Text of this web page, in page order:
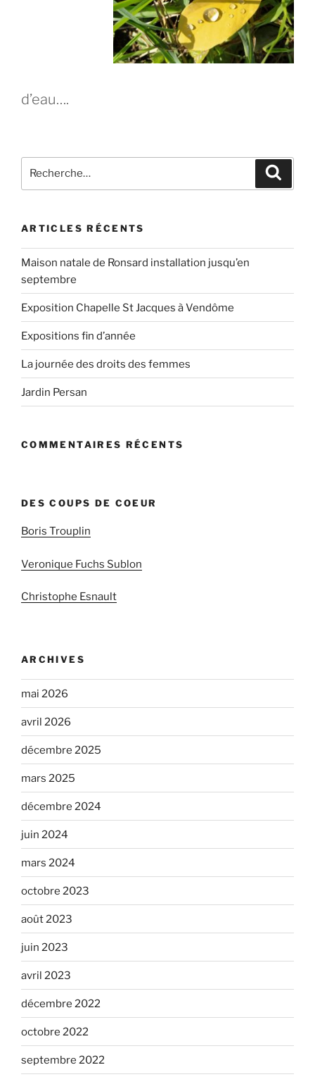
d’eau….
pour
ARTICLES RÉCENTS
Maison natale de Ronsard installation jusqu’en
septembre
Exposition Chapelle St Jacques à Vendôme
Expositions fin d’année
La journée des droits des femmes
Jardin Persan
COMMENTAIRES RÉCENTS
DES COUPS DE COEUR
Boris Trouplin
Veronique Fuchs Sublon
Christophe Esnault
ARCHIVES
mai 2026
avril 2026
décembre 2025
mars 2025
décembre 2024
juin 2024
mars 2024
octobre 2023
août 2023
juin 2023
avril 2023
décembre 2022
octobre 2022
septembre 2022